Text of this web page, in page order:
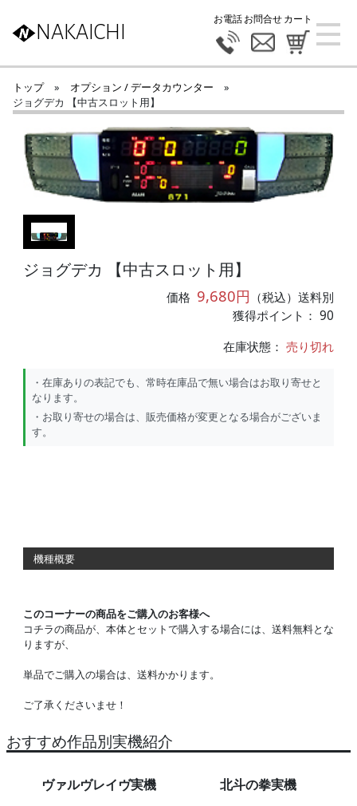
NAKAICHI
お電話お問合せカート
トップ » オプション / データカウンター
»
ジョグデカ 【中古スロット用】
ジョグデカ 【中古スロット用】
価格 9,680円 （税込）送料別
獲得ポイント： 90
在庫状態：売り切れ
・在庫ありの表記でも、常時在庫品で無い場合はお取り寄せと
なります。
・お取り寄せの場合は、販売価格が変更となる場合がございま
す。
機種概要
このコーナーの商品をご購入のお客様へ
コチラの商品が、本体とセットで購入する場合には、送料無料とな
りますが、
単品でご購入の場合は、送料かかります。
ご了承くださいませ！
おすすめ作品別実機紹介
ヴァルヴレイヴ実機 北斗の拳実機